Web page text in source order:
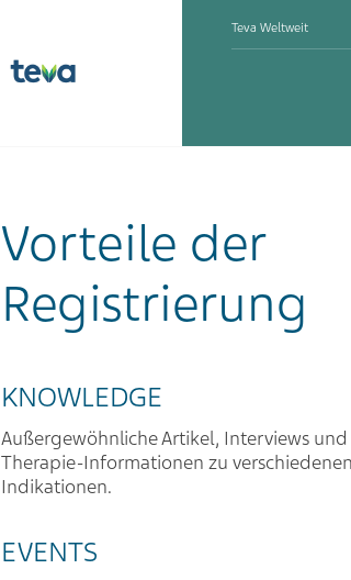
Teva Weltweit
Vorteile der
Registrierung
KNOWLEDGE
Außergewöhnliche Artikel, Interviews und
Therapie-Informationen zu verschiedenen
Indikationen.
EVENTS